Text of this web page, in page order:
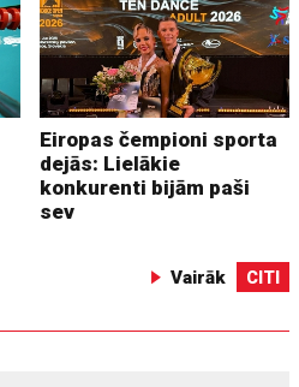
Eiropas čempioni sporta
dejās: Lielākie
konkurenti bijām paši
sev
Vairāk CITI